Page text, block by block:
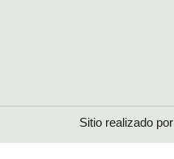
Sitio realizado por